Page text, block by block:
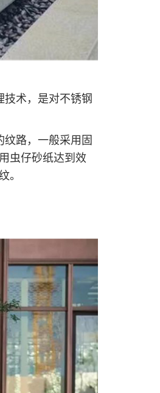
术，是对不锈钢
路，一般采用固
虫仔砂纸达到效
。